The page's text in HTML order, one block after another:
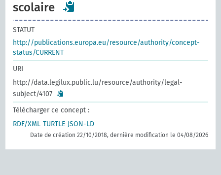
scolaire
STATUT
http://publications.europa.eu/resource/authority/concept-
status/CURRENT
URI
http://data.legilux.public.lu/resource/authority/legal-
subject/4107
Télécharger ce concept :
RDF/XML TURTLE JSON-LD
Date de création 22/10/2018, dernière modification le 04/08/2026